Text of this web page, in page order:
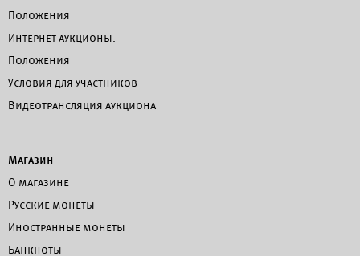
Положения
Интернет аукционы.
Положения
Условия для участников
Видеотрансляция аукциона
Магазин
О магазине
Русские монеты
Иностранные монеты
Банкноты